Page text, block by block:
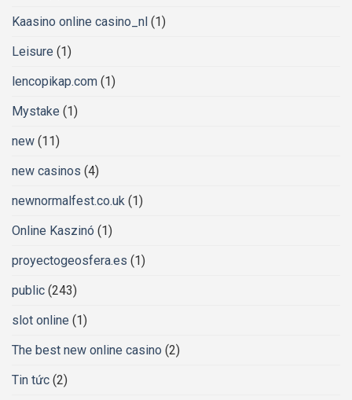
Kaasino online casino_nl (1)
Leisure (1)
lencopikap.com (1)
Mystake (1)
new (11)
new casinos (4)
newnormalfest.co.uk (1)
Online Kaszinó (1)
proyectogeosfera.es (1)
public (243)
slot online (1)
The best new online casino (2)
Tin tức (2)